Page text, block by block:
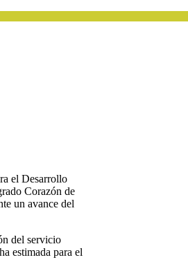
el Desarrollo
Corazón de
un avance del
del servicio
estimada para el